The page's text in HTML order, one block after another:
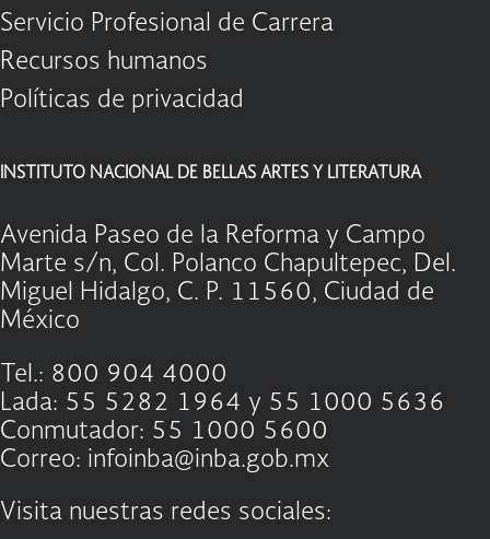
Servicio Profesional de Carrera
Recursos humanos
Políticas de privacidad
INSTITUTO NACIONAL DE BELLAS ARTES Y LITERATURA
Avenida Paseo de la Reforma y Campo
Marte s/n, Col. Polanco Chapultepec, Del.
Miguel Hidalgo, C. P. 11560, Ciudad de
México
Tel.: 800 904 4000
Lada: 55 5282 1964 y 55 1000 5636
Conmutador: 55 1000 5600
Correo: infoinba@inba.gob.mx
Visita nuestras redes sociales: